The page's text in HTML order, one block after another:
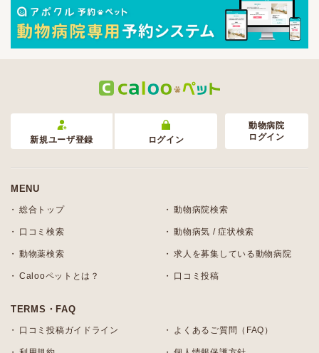
新規ユーザ登録 ログイン
動物病院
ログイン
MENU
総合トップ 動物病院検索
口コミ検索 動物病気 / 症状検索
動物薬検索 求人を募集している動物病院
Calooペットとは？ 口コミ投稿
TERMS・FAQ
口コミ投稿ガイドライン よくあるご質問（FAQ）